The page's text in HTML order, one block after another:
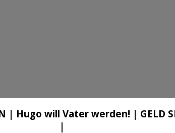
| Hugo will Vater werden! | GELD
|